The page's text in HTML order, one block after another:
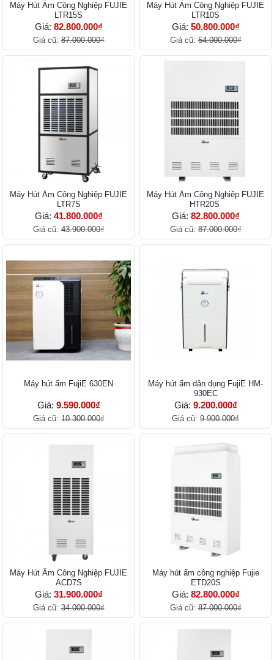
Máy Hút Ẩm Công Nghiệp FUJIE
LTR15S
Giá: 82.800.000₫
Giá cũ:87.000.000₫
Máy Hút Ẩm Công Nghiệp FUJIE
LTR10S
Giá: 50.800.000₫
Giá cũ:54.000.000₫
Máy Hút Ẩm Công Nghiệp FUJIE
LTR7S
Giá: 41.800.000₫
Giá cũ:43.900.000₫
Máy Hút Ẩm Công Nghiệp FUJIE
HTR20S
Giá: 82.800.000₫
Giá cũ:87.000.000₫
Máy hút ẩm FujiE 630EN
Giá: 9.590.000₫
Giá cũ:10.300.000₫
Máy hút ẩm dân dụng FujiE HM-
930EC
Giá: 9.200.000₫
Giá cũ: 9.900.000₫
Máy Hút Ẩm Công Nghiệp FUJIE
ACD7S
Giá: 31.900.000₫
Giá cũ:34.000.000₫
Máy hút ẩm công nghiệp Fujie
ETD20S
Giá: 82.800.000₫
Giá cũ:87.000.000₫